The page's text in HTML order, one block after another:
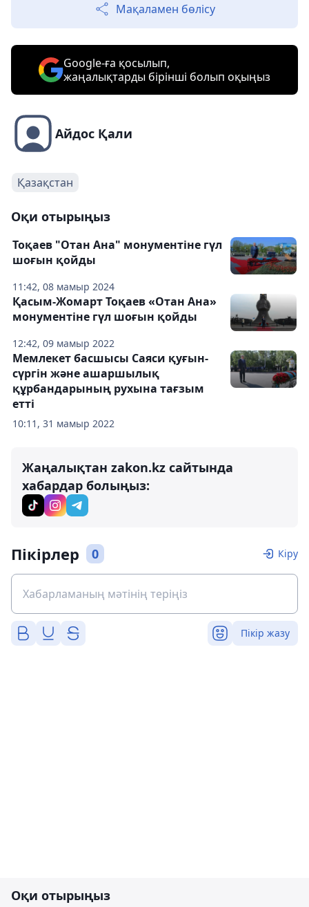
Мақаламен бөлісу
Google-ға қосылып,
жаңалықтарды бірінші болып оқыңыз
Айдос Қали
Қазақстан
Оқи отырыңыз
11:42, 08 мамыр 2024
Тоқаев "Отан Ана" монументіне гүл
шоғын қойды
12:42, 09 мамыр 2022
Қасым-Жомарт Тоқаев «Отан Ана»
монументіне гүл шоғын қойды
10:11, 31 мамыр 2022
Мемлекет басшысы Саяси қуғын-
сүргін және ашаршылық
құрбандарының рухына тағзым
етті
Жаңалықтан zakon.kz сайтында
хабардар болыңыз:
Пікірлер 0 Кіру
Пікір жазу
Оқи отырыңыз